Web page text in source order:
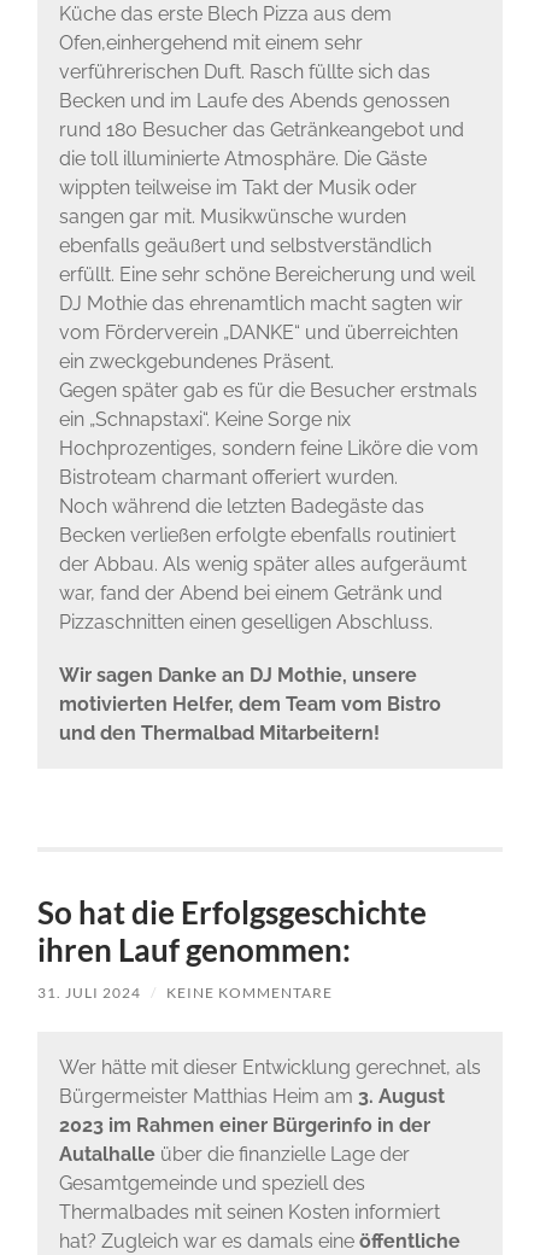
Küche das erste Blech Pizza aus dem
Ofen,einhergehend mit einem sehr
verführerischen Duft. Rasch füllte sich das
Becken und im Laufe des Abends genossen
rund 180 Besucher das Getränkeangebot und
die toll illuminierte Atmosphäre. Die Gäste
wippten teilweise im Takt der Musik oder
sangen gar mit. Musikwünsche wurden
ebenfalls geäußert und selbstverständlich
erfüllt. Eine sehr schöne Bereicherung und weil
DJ Mothie das ehrenamtlich macht sagten wir
vom Förderverein „DANKE“ und überreichten
ein zweckgebundenes Präsent.
Gegen später gab es für die Besucher erstmals
ein „Schnapstaxi“. Keine Sorge nix
Hochprozentiges, sondern feine Liköre die vom
Bistroteam charmant offeriert wurden.
Noch während die letzten Badegäste das
Becken verließen erfolgte ebenfalls routiniert
der Abbau. Als wenig später alles aufgeräumt
war, fand der Abend bei einem Getränk und
Pizzaschnitten einen geselligen Abschluss.
Wir sagen Danke an DJ Mothie, unsere
motivierten Helfer, dem Team vom Bistro
und den Thermalbad Mitarbeitern!
So hat die Erfolgsgeschichte
ihren Lauf genommen:
31. JULI 2024 / KEINE KOMMENTARE
Wer hätte mit dieser Entwicklung gerechnet, als
Bürgermeister Matthias Heim am 3. August
2023 im Rahmen einer Bürgerinfo in der
Autalhalleüber die finanzielle Lage der
Gesamtgemeinde und speziell des
Thermalbades mit seinen Kosten informiert
hat? Zugleich war es damals eine öffentliche